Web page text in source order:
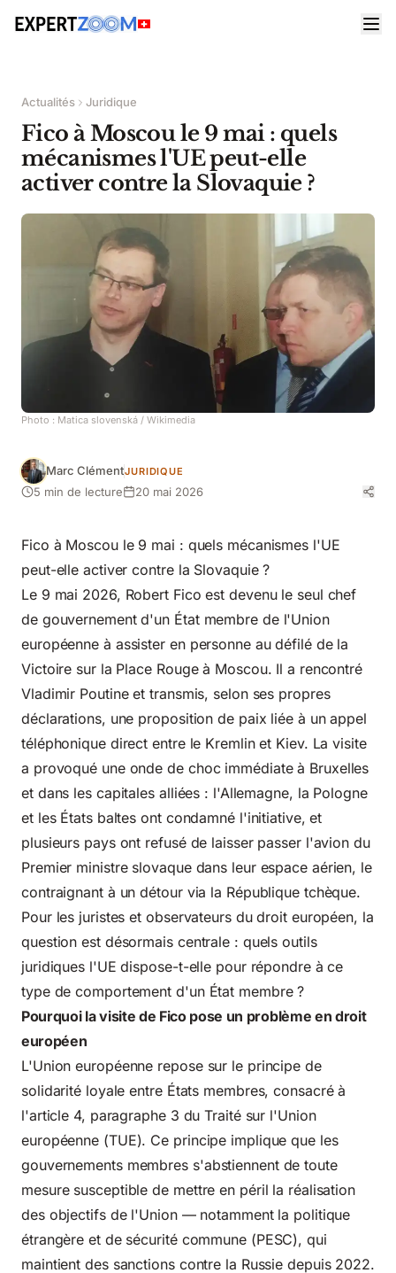
Actualités Juridique
Fico à Moscou le 9 mai : quels
mécanismes l'UE peut-elle
activer contre la Slovaquie ?
Photo : Matica slovenská / Wikimedia
Marc ClémentJURIDIQUE
5 min de lecture 20 mai 2026
Fico à Moscou le 9 mai : quels mécanismes l'UE
peut-elle activer contre la Slovaquie ?
Le 9 mai 2026, Robert Fico est devenu le seul chef
de gouvernement d'un État membre de l'Union
européenne à assister en personne au défilé de la
Victoire sur la Place Rouge à Moscou. Il a rencontré
Vladimir Poutine et transmis, selon ses propres
déclarations, une proposition de paix liée à un appel
téléphonique direct entre le Kremlin et Kiev. La visite
a provoqué une onde de choc immédiate à Bruxelles
et dans les capitales alliées : l'Allemagne, la Pologne
et les États baltes ont condamné l'initiative, et
plusieurs pays ont refusé de laisser passer l'avion du
Premier ministre slovaque dans leur espace aérien, le
contraignant à un détour via la République tchèque.
Pour les juristes et observateurs du droit européen, la
question est désormais centrale : quels outils
juridiques l'UE dispose-t-elle pour répondre à ce
type de comportement d'un État membre ?
Pourquoi la visite de Fico pose un problème en droit
européen
L'Union européenne repose sur le principe de
solidarité loyale entre États membres, consacré à
l'article 4, paragraphe 3 du Traité sur l'Union
européenne (TUE). Ce principe implique que les
gouvernements membres s'abstiennent de toute
mesure susceptible de mettre en péril la réalisation
des objectifs de l'Union — notamment la politique
étrangère et de sécurité commune (PESC), qui
maintient des sanctions contre la Russie depuis 2022.